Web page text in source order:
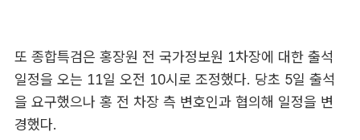
또 종합특검은 홍장원 전 국가정보원 1차장에 대한 출석
일정을 오는 11일 오전 10시로 조정했다. 당초 5일 출석
을 요구했으나 홍 전 차장 측 변호인과 협의해 일정을 변
경했다.